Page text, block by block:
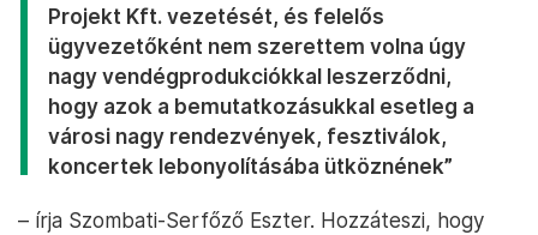
Projekt Kft. vezetését, és felelős
ügyvezetőként nem szerettem volna úgy
nagy vendégprodukciókkal leszerződni,
hogy azok a bemutatkozásukkal esetleg a
városi nagy rendezvények, fesztiválok,
koncertek lebonyolításába ütköznének”
– írja Szombati-Serfőző Eszter. Hozzáteszi, hogy